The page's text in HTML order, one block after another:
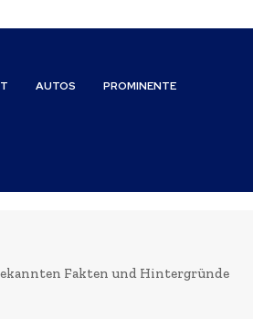
AUTOS PROMINENTE
Fakten und Hintergründe